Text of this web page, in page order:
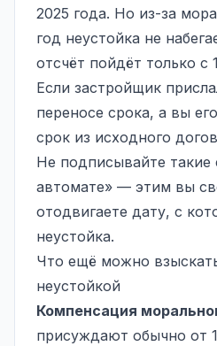
2025 года. Но из-за
год неустойка не
отсчёт пойдёт только с
Если застройщик
переносе срока, а вы
срок из исходного
Не подписывайте такие
автомате» — этим вы
отодвигаете дату, с
неустойка.
Что ещё можно
неустойкой
Компенсация
присуждают обычно от